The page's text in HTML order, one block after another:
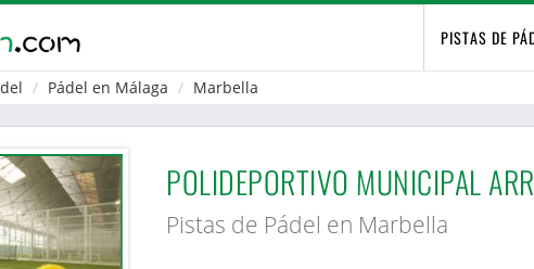
PISTAS DE
Pádel en Málaga Marbella
POLIDEPORTIVO MUNICIPAL
Pistas de Pádel en Marbella